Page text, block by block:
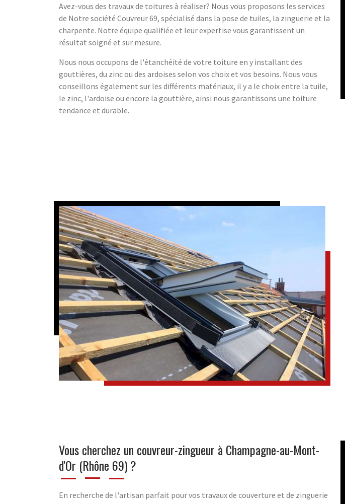
Avez-vous des travaux de toitures à réaliser? Nous vous proposons les services
de Notre société Couvreur 69, spécialisé dans la pose de tuiles, la zinguerie et la
charpente. Notre équipe qualifiée et leur expertise vous garantissent un
résultat soigné et sur mesure.
Nous nous occupons de l'étanchéité de votre toiture en y installant des
gouttières, du zinc ou des ardoises selon vos choix et vos besoins. Nous vous
conseillons également sur les différents matériaux, il y a le choix entre la tuile,
le zinc, l'ardoise ou encore la gouttière, ainsi nous garantissons une toiture
tendance et durable.
Vous cherchez un couvreur-zingueur à Champagne-au-Mont-
d'Or (Rhône 69) ?
En recherche de l'artisan parfait pour vos travaux de couverture et de zinguerie